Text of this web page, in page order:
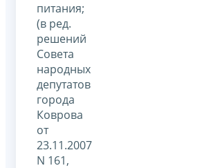
питания;
(в ред.
решений
Совета
народных
депутатов
города
Коврова
от
23.11.2007
N 161,